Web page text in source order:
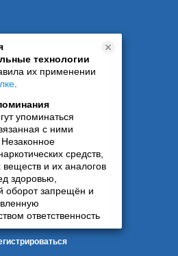
технологии
их применении
упоминаться
с ними
средств,
веществ и их аналогов
здоровью,
оборот запрещён и
ответственность